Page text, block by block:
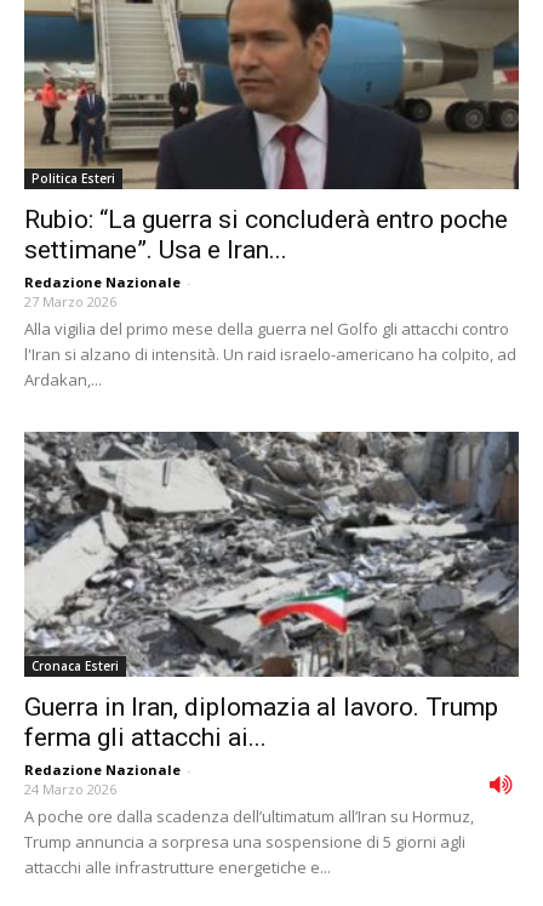
Politica Esteri
Rubio: “La guerra si concluderà entro poche
settimane”. Usa e Iran...
Redazione Nazionale -
27 Marzo 2026
Alla vigilia del primo mese della guerra nel Golfo gli attacchi contro
l'Iran si alzano di intensità. Un raid israelo-americano ha colpito, ad
Ardakan,...
Cronaca Esteri
Guerra in Iran, diplomazia al lavoro. Trump
ferma gli attacchi ai...
Redazione Nazionale -
24 Marzo 2026
A poche ore dalla scadenza dell’ultimatum all’Iran su Hormuz,
Trump annuncia a sorpresa una sospensione di 5 giorni agli
attacchi alle infrastrutture energetiche e...